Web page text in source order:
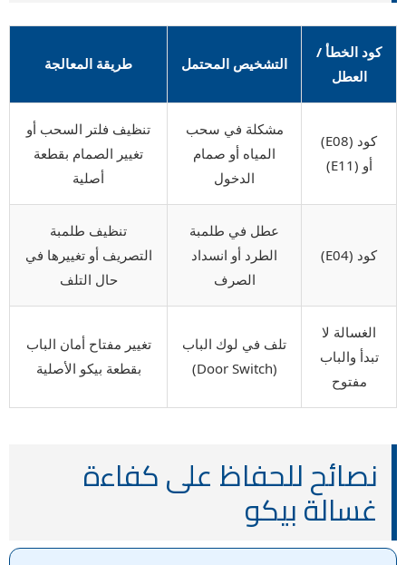
كود الخطأ /
العطل
التشخيص المحتمل طريقة المعالجة
كود (E08)
أو (E11)
مشكلة في سحب
المياه أو صمام
الدخول
تنظيف فلتر السحب أو
تغيير الصمام بقطعة
أصلية
كود (E04)
عطل في طلمبة
الطرد أو انسداد
الصرف
تنظيف طلمبة
التصريف أو تغييرها في
حال التلف
الغسالة لا
تبدأ والباب
مفتوح
تلف في لوك الباب
(Door Switch)
تغيير مفتاح أمان الباب
بقطعة بيكو الأصلية
نصائح للحفاظ على كفاءة
غسالة بيكو